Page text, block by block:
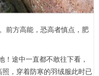
前方高能，恐高者慎点，肥
！途中一直都不敢往下看，
，穿着防寒的羽绒服此时已